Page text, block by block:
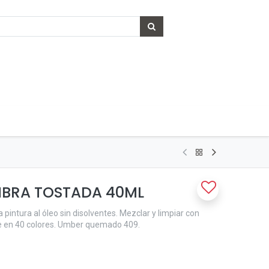
TOSTADA 40ML
pintura al óleo sin disolventes. Mezclar y limpiar con
40 colores. Umber quemado 409.